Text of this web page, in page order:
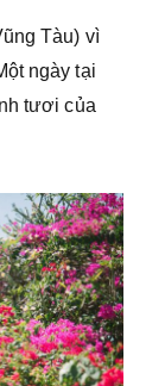
Tàu) vì
ngày tại
tươi của